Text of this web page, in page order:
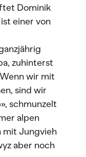
Dominik
einer von
zuhinterst
wir mit
sind wir
schmunzelt
alpen
mit Jungvieh
aber noch